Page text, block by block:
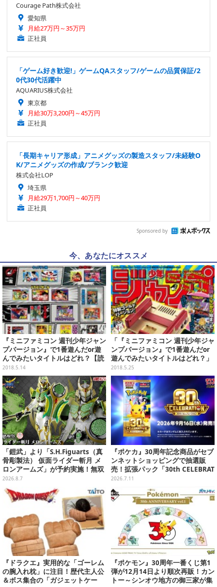
Courage Path株式会社
愛知県
月給27万円～35万円
正社員
「ゲーム好き歓迎!」ゲームQAスタッフ/ゲームの品質保証/2
0代30代活躍中
AQUARIUS株式会社
東京都
月給30万3,200円～45万円
正社員
「長期キャリア形成」アニメグッズの製造スタッフ/未経験O
K/アニメグッズの作成/ブランク歓迎
株式会社LOP
埼玉県
月給29万1,700円～40万円
正社員
Sponsored by
今、あなたにオススメ
『ミニファミコン 週刊少年ジャン
プバージョン』で1番遊んだor遊
んでみたいタイトルはどれ？【読
者アンケート】
2018.5.14
「『ミニファミコン 週刊少年ジャ
ンプバージョン』で1番遊んだor
遊んでみたいタイトルはどれ？」
結果発表―1位に輝いたのはあの
ヒーローたち【読者アンケート】
2018.5.25
「鎧武」より「S.H.Figuarts（真
骨彫製法） 仮面ライダー斬月 メ
ロンアームズ」が予約実施！無双
セイバー、メロンディフェンダー
が付属
2026.8.7
『ポケカ』30周年記念商品がセブ
ンネットショッピングで抽選販
売！拡張パック「30th CELEBRAT
ION」と「エーフィ・ブラッキー
セット」が対象
2026.7.11
『ドラクエ』実用的な「ゴーレム
の腕入れ枕」に注目！歴代主人公
＆ボス集合の「ガジェットケー
『ポケモン』30周年一番くじ第1
弾が12月14日より順次再販！カン
トー～シンオウ地方の御三家が集